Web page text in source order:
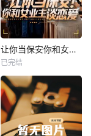
热播
未知
让你当保安你和女业主谈恋爱
已完结